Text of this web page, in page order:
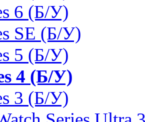
6 (Б/У)
SE (Б/У)
5 (Б/У)
4 (Б/У)
3 (Б/У)